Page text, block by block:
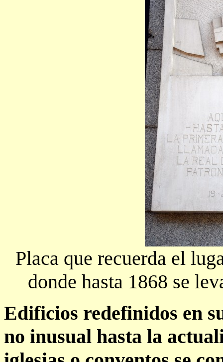
Placa que recuerda el
donde hasta 1868 se
Edificios redefinidos en
no inusual hasta la